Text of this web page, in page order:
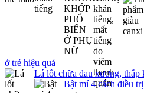
ở trẻ hiệu quả
Lá lốt chữa đau xương, thấp
Bật mí 4 cách điều